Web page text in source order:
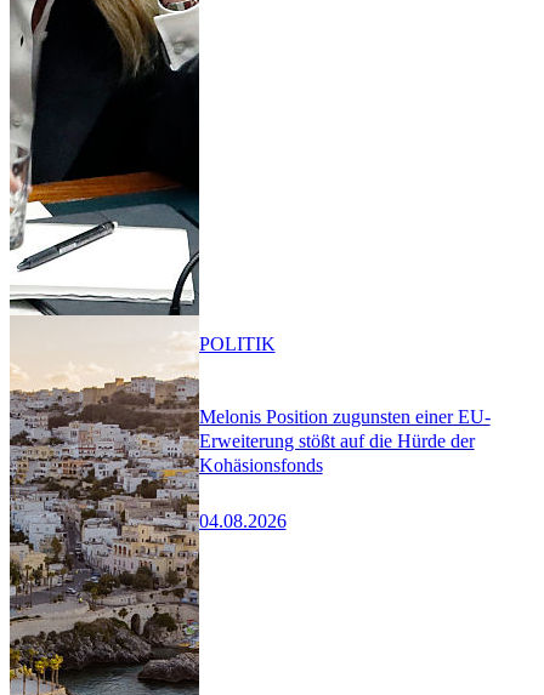
Melonis Position zugunsten einer EU-
Erweiterung stößt auf die Hürde der
Kohäsionsfonds
04.08.2026
POLITIK